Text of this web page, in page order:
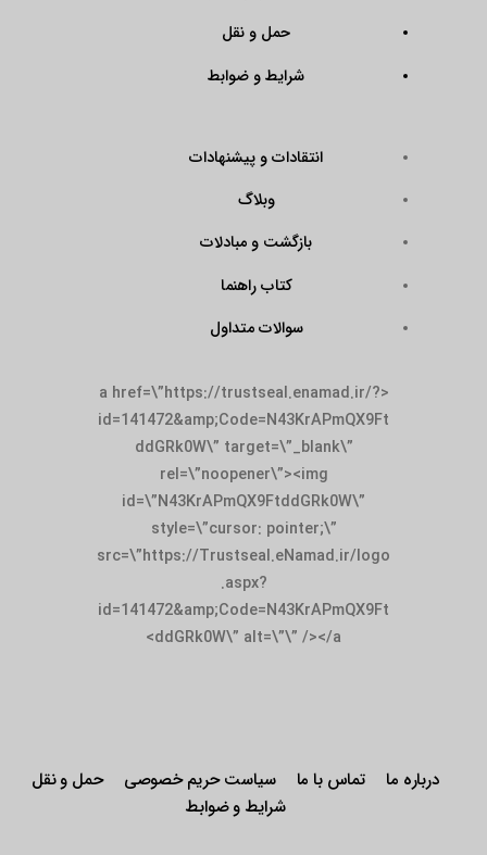
حمل و نقل
شرایط و ضوابط
انتقادات و پیشنهادات
وبلاگ
بازگشت و مبادلات
کتاب راهنما
سوالات متداول
<a href=\”https://trustseal.enamad.ir/?
id=141472&amp;Code=N43KrAPmQX9Ft
ddGRk0W\” target=\”_blank\”
rel=\”noopener\”><img
id=\”N43KrAPmQX9FtddGRk0W\”
style=\”cursor: pointer;\”
src=\”https://Trustseal.eNamad.ir/logo
.aspx?
id=141472&amp;Code=N43KrAPmQX9Ft
ddGRk0W\” alt=\”\” /></a>
درباره ما تماس با ما سیاست حریم خصوصی
حمل و نقل
شرایط و ضوابط